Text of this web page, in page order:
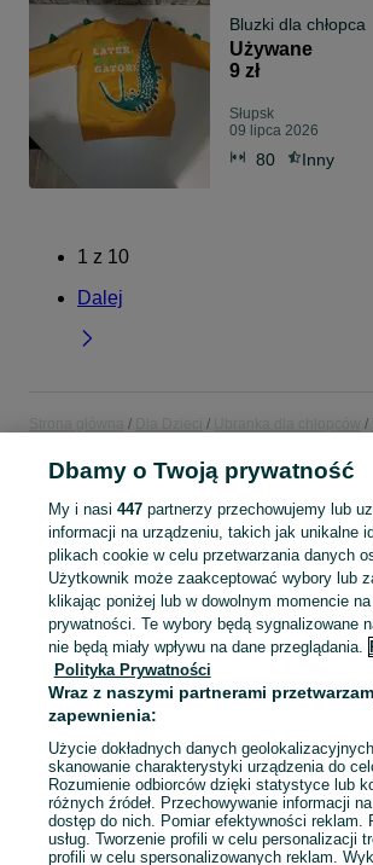
Bluzki dla chłopca
Używane
9 zł
Słupsk
09 lipca 2026
80 Inny
1 z 10
Dalej
Strona główna Dla Dzieci Ubranka dla chłopców
rękawem - Słupsk
KATEGORIA
ubranko do chrztu dla chłopca , ubranka na roczek
Mapa kategorii
Mapa miejscowości
Mapa ministron
Popularne wyszukiwania
Dbamy o Twoją prywatność
My i nasi 447partnerzy przechowujemy lub
informacji na urządzeniu, takich jak unikalne
plikach cookie w celu przetwarzania danych
Użytkownik może zaakceptować wybory lub
klikając poniżej lub w dowolnym momencie
prywatności. Te wybory będą sygnalizowane
nie będą miały wpływu na dane przeglądania.
Polityka Prywatności
Wraz z naszymi partnerami
zapewnienia:
Użycie dokładnych danych
skanowanie charakterystyki urządzenia do
Rozumienie odbiorców dzięki statystyce lub
różnych źródeł. Przechowywanie informacji
dostęp do nich. Pomiar efektywności reklam.
usług. Tworzenie profili w celu personalizacji
profili w celu spersonalizowanych reklam.